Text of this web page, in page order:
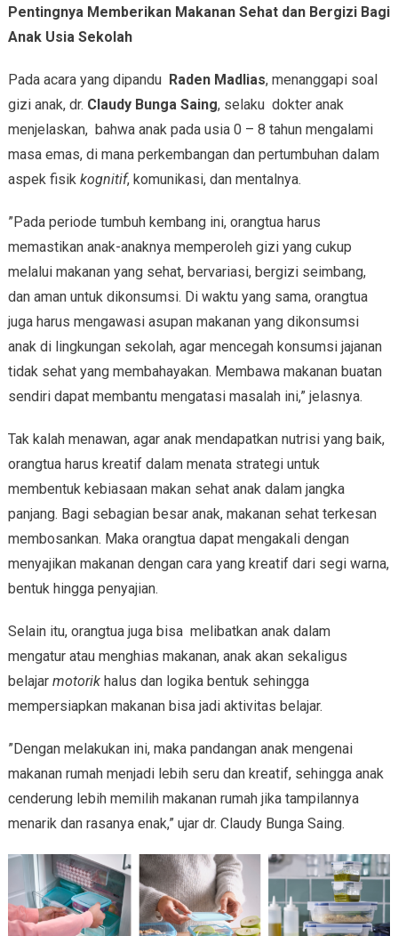
Pentingnya Memberikan Makanan Sehat dan Bergizi Bagi
Anak Usia Sekolah
Pada acara yang dipandu Raden Madlias, menanggapi soal
gizi anak, dr. Claudy Bunga Saing, selaku dokter anak
menjelaskan, bahwa anak pada usia 0 – 8 tahun mengalami
masa emas, di mana perkembangan dan pertumbuhan dalam
aspek fisik kognitif, komunikasi, dan mentalnya.
”Pada periode tumbuh kembang ini, orangtua harus
memastikan anak-anaknya memperoleh gizi yang cukup
melalui makanan yang sehat, bervariasi, bergizi seimbang,
dan aman untuk dikonsumsi. Di waktu yang sama, orangtua
juga harus mengawasi asupan makanan yang dikonsumsi
anak di lingkungan sekolah, agar mencegah konsumsi jajanan
tidak sehat yang membahayakan. Membawa makanan buatan
sendiri dapat membantu mengatasi masalah ini,” jelasnya.
Tak kalah menawan, agar anak mendapatkan nutrisi yang baik,
orangtua harus kreatif dalam menata strategi untuk
membentuk kebiasaan makan sehat anak dalam jangka
panjang. Bagi sebagian besar anak, makanan sehat terkesan
membosankan. Maka orangtua dapat mengakali dengan
menyajikan makanan dengan cara yang kreatif dari segi warna,
bentuk hingga penyajian.
Selain itu, orangtua juga bisa melibatkan anak dalam
mengatur atau menghias makanan, anak akan sekaligus
belajar motorikhalus dan logika bentuk sehingga
mempersiapkan makanan bisa jadi aktivitas belajar.
”Dengan melakukan ini, maka pandangan anak mengenai
makanan rumah menjadi lebih seru dan kreatif, sehingga anak
cenderung lebih memilih makanan rumah jika tampilannya
menarik dan rasanya enak,” ujar dr. Claudy Bunga Saing.